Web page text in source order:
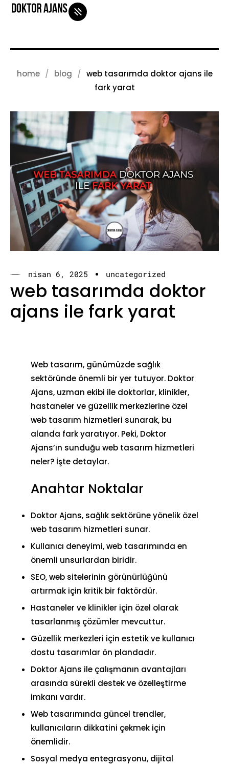
blog
home blog
web tasarımda doktor ajans ile
fark yarat
nisan 6, 2025 uncategorized
web tasarımda doktor
ajans ile fark yarat
Web tasarım, günümüzde sağlık
sektöründe önemli bir yer tutuyor. Doktor
Ajans, uzman ekibi ile doktorlar, klinikler,
hastaneler ve güzellik merkezlerine özel
web tasarım hizmetleri sunarak, bu
alanda fark yaratıyor. Peki, Doktor
Ajans’ın sunduğu web tasarım hizmetleri
neler? İşte detaylar.
Anahtar Noktalar
Doktor Ajans, sağlık sektörüne yönelik özel
web tasarım hizmetleri sunar.
Kullanıcı deneyimi, web tasarımında en
önemli unsurlardan biridir.
SEO, web sitelerinin görünürlüğünü
artırmak için kritik bir faktördür.
Hastaneler ve klinikler için özel olarak
tasarlanmış çözümler mevcuttur.
Güzellik merkezleri için estetik ve kullanıcı
dostu tasarımlar ön plandadır.
Doktor Ajans ile çalışmanın avantajları
arasında sürekli destek ve özelleştirme
imkanı vardır.
Web tasarımında güncel trendler,
kullanıcıların dikkatini çekmek için
önemlidir.
Sosyal medya entegrasyonu, dijital